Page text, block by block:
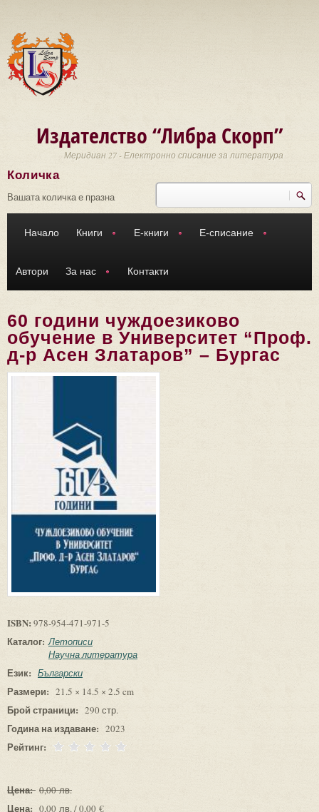
Издателство “Либра Скорп”
Меридиан 27 - Електронно списание за литература
Търси
Количка
Вашата количка е празна
Начало Книги Е-книги Е-списание
Автори За нас Контакти
60 години чуждоезиково
обучение в Университет “Проф.
д-р Асен Златаров” – Бургас
ISBN: 978-954-471-971-5
Каталог: Летописи
Научна литература
Език: Български
Размери: 21.5 × 14.5 × 2.5 cm
Брой страници: 290 стр.
Година на издаване: 2023
Рейтинг:
Цена: 0,00 лв.
Цена: 0,00 лв. / 0,00 €